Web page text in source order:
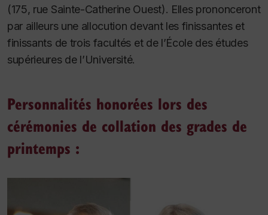
(175, rue Sainte-Catherine Ouest). Elles prononceront
par ailleurs une allocution devant les finissantes et
finissants de trois facultés et de l’École des études
supérieures de l’Université.
Personnalités honorées lors des
cérémonies de collation des grades de
printemps :